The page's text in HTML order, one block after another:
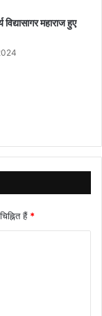
महाराज हुए
हैं *